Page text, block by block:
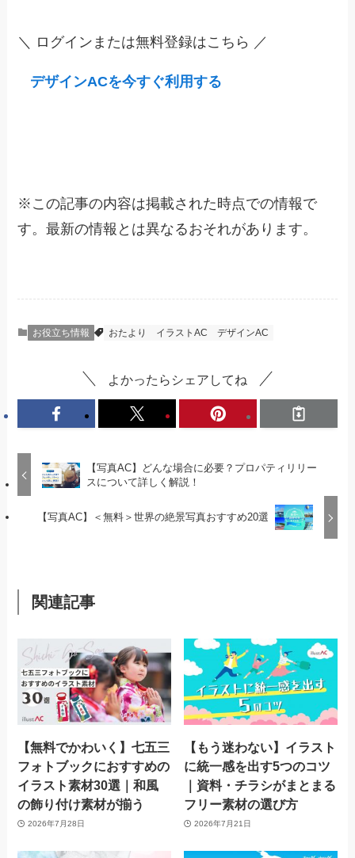
＼ ログインまたは無料登録はこちら ／
デザインACを今すぐ利用する
※ この記事の内容は掲載された時点での情報で
す。最新の情報とは異なるおそれがあります。
お役立ち情報 おたより イラストAC デザインAC
よかったらシェアしてね
【写真AC】どんな場合に必要？プロパティリリー
スについて詳しく解説！
【写真AC】＜無料＞世界の絶景写真おすすめ20選
関連記事
【無料でかわいく】七五三
フォトブックにおすすめの
イラスト素材30選｜和風
の飾り付け素材が揃う
2026年7月28日
【もう迷わない】イラスト
に統一感を出す5つのコツ
｜資料・チラシがまとまる
フリー素材の選び方
2026年7月21日